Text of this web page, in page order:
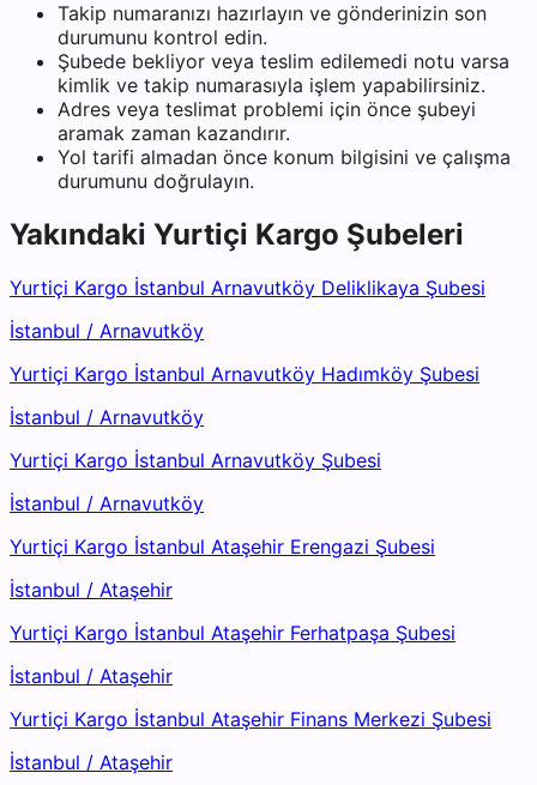
Takip numaranızı hazırlayın ve gönderinizin son
durumunu kontrol edin.
Şubede bekliyor veya teslim edilemedi notu varsa
kimlik ve takip numarasıyla işlem yapabilirsiniz.
Adres veya teslimat problemi için önce şubeyi
aramak zaman kazandırır.
Yol tarifi almadan önce konum bilgisini ve çalışma
durumunu doğrulayın.
Yakındaki Yurtiçi Kargo Şubeleri
Yurtiçi Kargo İstanbul Arnavutköy Deliklikaya Şubesi
İstanbul / Arnavutköy
Yurtiçi Kargo İstanbul Arnavutköy Hadımköy Şubesi
İstanbul / Arnavutköy
Yurtiçi Kargo İstanbul Arnavutköy Şubesi
İstanbul / Arnavutköy
Yurtiçi Kargo İstanbul Ataşehir Erengazi Şubesi
İstanbul / Ataşehir
Yurtiçi Kargo İstanbul Ataşehir Ferhatpaşa Şubesi
İstanbul / Ataşehir
Yurtiçi Kargo İstanbul Ataşehir Finans Merkezi Şubesi
İstanbul / Ataşehir